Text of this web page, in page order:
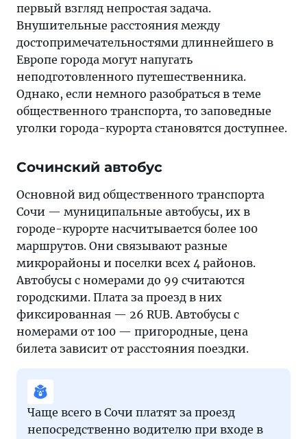
первый взгляд непростая задача.
Внушительные расстояния между
достопримечательностями длиннейшего в
Европе города могут напугать
неподготовленного путешественника.
Однако, если немного разобраться в теме
общественного транспорта, то заповедные
уголки города-курорта становятся доступнее.
Сочинский автобус
Основной вид общественного транспорта
Сочи — муниципальные автобусы, их в
городе-курорте насчитывается более 100
маршрутов. Они связывают разные
микрорайоны и поселки всех 4 районов.
Автобусы с номерами до 99 считаются
городскими. Плата за проезд в них
фиксированная — 26 RUB. Автобусы с
номерами от 100 — пригородные, цена
билета зависит от расстояния поездки.
Чаще всего в Сочи платят за проезд
непосредственно водителю при входе в